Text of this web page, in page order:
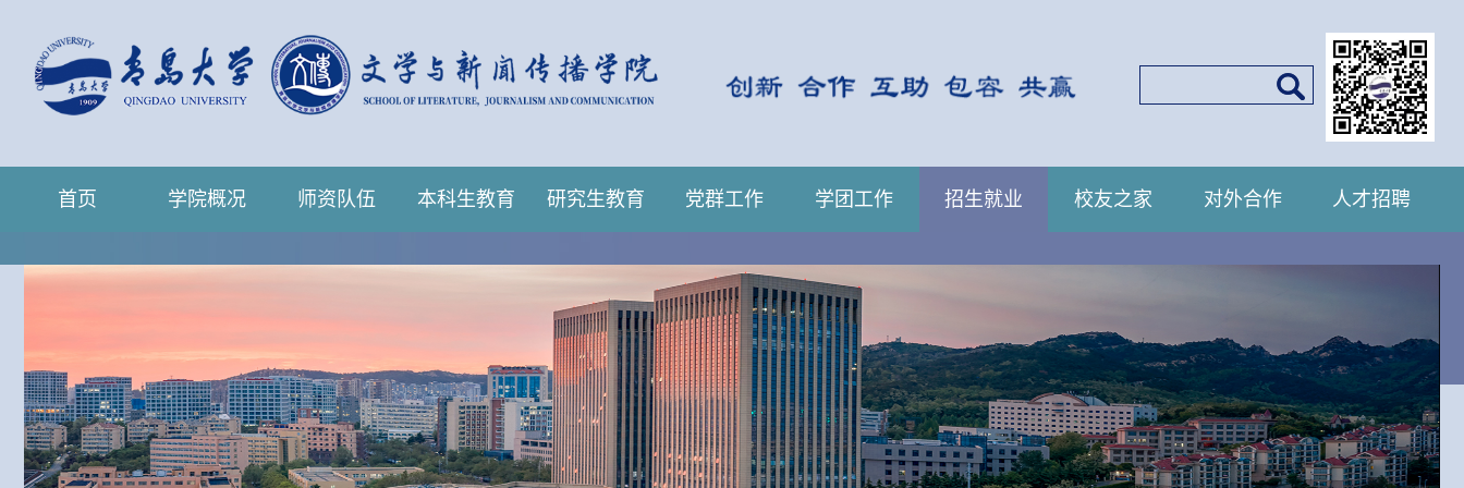
首页 学院概况 师资队伍 本科生教育 研究生教育 党群工作 学团工作 招生就业 校友之家 对外合作 人才招聘